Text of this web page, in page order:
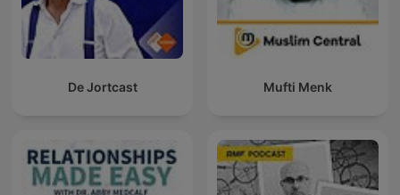
De Jortcast Mufti Menk